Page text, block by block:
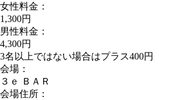
女性料金：
1,300円
男性料金：
4,300円
3名以上ではない場合はプラス400円
会場：
３ｅ ＢＡＲ
会場住所：